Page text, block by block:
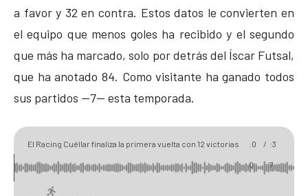
a favor y 32 en contra. Estos datos le convierten en
el equipo que menos goles ha recibido y el segundo
que más ha marcado, solo por detrás del Íscar Futsal,
que ha anotado 84. Como visitante ha ganado todos
sus partidos —7— esta temporada.
El Racing Cuéllar finaliza la primera vuelta con 12 victorias
de 13 posibles tras vencer al FS Cabezón
:0
0
/ :3
7